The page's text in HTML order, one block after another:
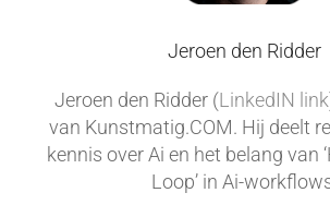
Jeroen den Ridder
Jeroen den Ridder (LinkedIN link
van Kunstmatig.COM. Hij deelt
kennis over Ai en het belang van
Loop’ in Ai-